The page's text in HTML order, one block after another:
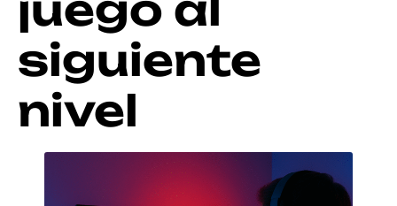
siguiente
nivel